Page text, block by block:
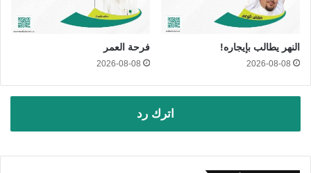
النهر يطالب بإيجاره!
2026-08-08
فرحة العمر
2026-08-08
اترك رد